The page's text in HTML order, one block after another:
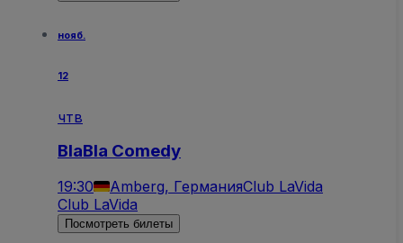
нояб.
12
чтв
BlaBla Comedy
19:30 Amberg, ГерманияClub LaVida
Club LaVida
Посмотреть билеты